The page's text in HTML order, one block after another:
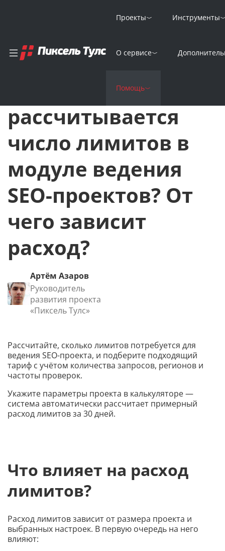
Проекты Инструменты
О сервисе
Помощь
Главная
FAQ
Как рассчитывается число лимитов в модуле ведения SEO-
рассчитывается
число лимитов в
модуле ведения
SEO-проектов? От
чего зависит
расход?
Артём Азаров
Руководитель
развития проекта
«Пиксель Тулс»
Рассчитайте, сколько лимитов потребуется для
ведения SEO-проекта, и подберите подходящий
тариф с учётом количества запросов, регионов и
частоты проверок.
Укажите параметры проекта в калькуляторе —
система автоматически рассчитает примерный
расход лимитов за 30 дней.
Что влияет на расход
лимитов?
Расход лимитов зависит от размера проекта и
выбранных настроек. В первую очередь на него
влияют: